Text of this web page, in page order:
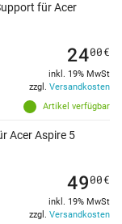
für Acer
Artikel verfügbar
2400€
inkl. 19% MwSt
zzgl. Versandkosten
Acer Aspire 5
4900€
inkl. 19% MwSt
zzgl. Versandkosten